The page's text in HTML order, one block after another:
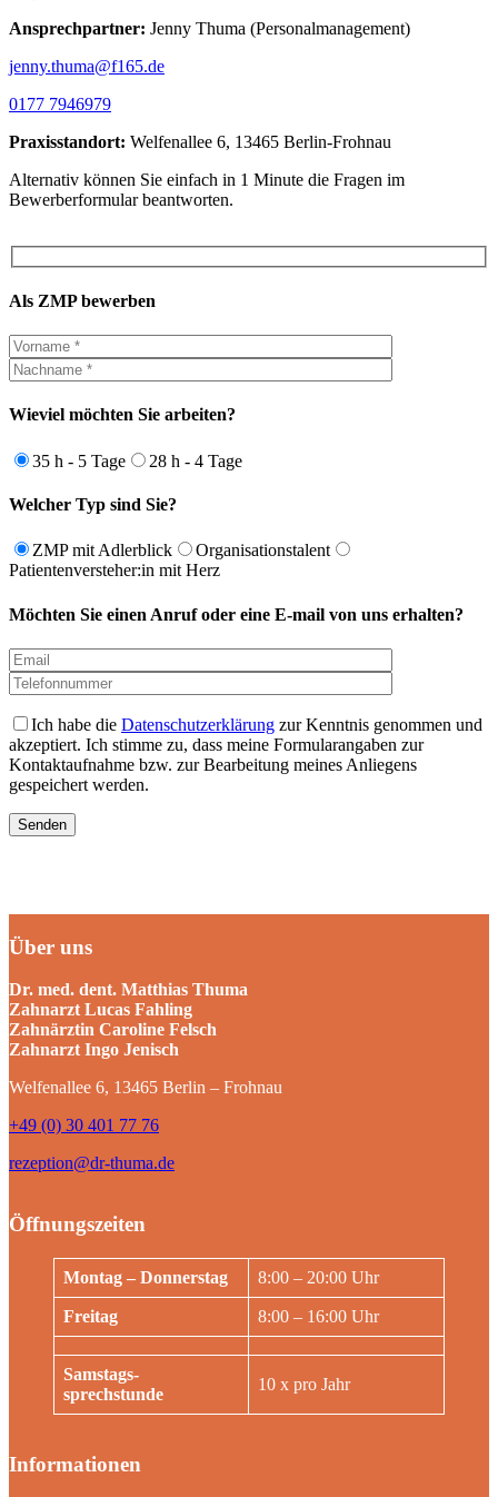
Ansprechpartner: Jenny Thuma (Personalmanagement)
jenny.thuma@f165.de
0177 7946979
Praxisstandort: Welfenallee 6, 13465 Berlin-Frohnau
Alternativ können Sie einfach in 1 Minute die Fragen im
Bewerberformular beantworten.
Als ZMP bewerben
Wieviel möchten Sie arbeiten?
35 h - 5 Tage 28 h - 4 Tage
Welcher Typ sind Sie?
ZMP mit Adlerblick
Organisationstalent
Patientenversteher:in mit Herz
Möchten Sie einen Anruf oder eine E-mail von uns erhalten?
Ich habe die Datenschutzerklärung zur Kenntnis genommen und
akzeptiert. Ich stimme zu, dass meine Formularangaben zur
Kontaktaufnahme bzw. zur Bearbeitung meines Anliegens
gespeichert werden.
Über uns
Dr. med. dent. Matthias Thuma
Zahnarzt Lucas Fahling
Zahnärztin Caroline Felsch
Zahnarzt Ingo Jenisch
Welfenallee 6, 13465 Berlin – Frohnau
+49 (0) 30 401 77 76
rezeption@dr-thuma.de
Öffnungszeiten
Montag – Donnerstag 8:00 – 20:00 Uhr
Freitag 8:00 – 16:00 Uhr
Samstags-
sprechstunde
10 x pro Jahr
Informationen